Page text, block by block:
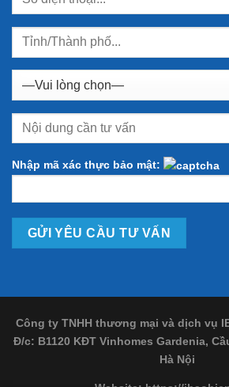
Nhập mã xác thực bảo mật:
Công ty TNHH thương mại và dịch vụ
Đ/c: B1120 KĐT Vinhomes Gardenia,
Hà Nội